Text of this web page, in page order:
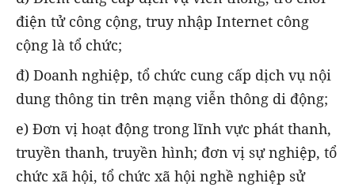
điện tử công cộng, truy nhập Internet công
cộng là tổ chức;
đ) Doanh nghiệp, tổ chức cung cấp dịch vụ nội
dung thông tin trên mạng viễn thông di động;
e) Đơn vị hoạt động trong lĩnh vực phát thanh,
truyền thanh, truyền hình; đơn vị sự nghiệp, tổ
chức xã hội, tổ chức xã hội nghề nghiệp sử